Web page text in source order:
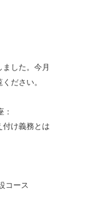
した。今月
ださい。
とは
コース